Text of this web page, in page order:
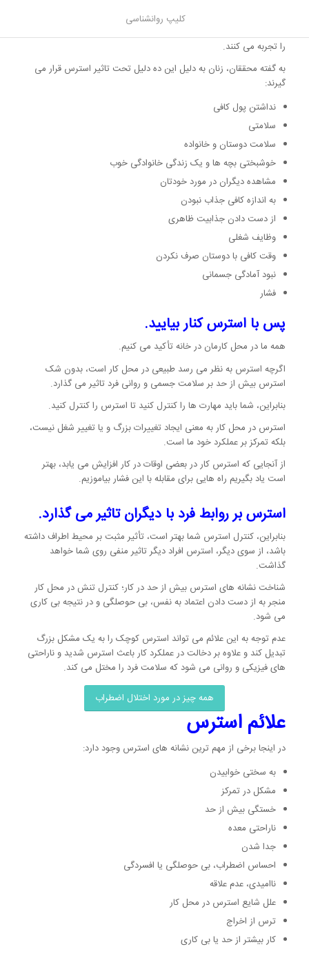
کلیپ روانشناسی
پیش از ازدواج هستند، در حالی که زنان بیشتر از بیست و پنج سالگی
را تجربه می کنند.
به گفته محققان، زنان به دلیل این ده دلیل تحت تاثیر استرس قرار می
گیرند:
نداشتن پول کافی
سلامتی
سلامت دوستان و خانواده
خوشبختی بچه ها و یک زندگی خانوادگی خوب
مشاهده دیگران در مورد خودتان
به اندازه کافی جذاب نبودن
از دست دادن جذابیت ظاهری
وظایف شغلی
وقت کافی با دوستان صرف نکردن
نبود آمادگی جسمانی
فشار
پس با استرس کنار بیایید.
همه ما در محل کارمان در خانه تأکید می کنیم.
اگرچه استرس به نظر می رسد طبیعی در محل کار است، بدون شک
استرس بیش از حد بر سلامت جسمی و روانی فرد تاثیر می گذارد.
بنابراین، شما باید مهارت ها را کنترل کنید تا استرس را کنترل کنید.
استرس در محل کار به معنی ایجاد تغییرات بزرگ و یا تغییر شغل نیست،
بلکه تمرکز بر عملکرد خود ما است.
از آنجایی که استرس کار در بعضی اوقات در کار افزایش می یابد، بهتر
است یاد بگیریم راه هایی برای مقابله با این فشار بیاموزیم.
استرس بر روابط فرد با دیگران تاثیر می گذارد.
بنابراین، کنترل استرس شما بهتر است، تأثیر مثبت بر محیط اطراف داشته
باشد، از سوی دیگر، استرس افراد دیگر تاثیر منفی روی شما خواهد
گذاشت.
شناخت نشانه های استرس بیش از حد در کار؛ کنترل تنش در محل کار
منجر به از دست دادن اعتماد به نفس، بی حوصلگی و در نتیجه بی کاری
می شود.
عدم توجه به این علائم می تواند استرس کوچک را به یک مشکل بزرگ
تبدیل کند و علاوه بر دخالت در عملکرد کار باعث استرس شدید و ناراحتی
های فیزیکی و روانی می شود که سلامت فرد را مختل می کند.
همه چیز در مورد اختلال اضطراب
علائم استرس
در اینجا برخی از مهم ترین نشانه های استرس وجود دارد:
به سختی خوابیدن
مشکل در تمرکز
خستگی بیش از حد
ناراحتی معده
جدا شدن
احساس اضطراب، بی حوصلگی یا افسردگی
ناامیدی، عدم علاقه
علل شایع استرس در محل کار
ترس از اخراج
کار بیشتر از حد یا بی کاری